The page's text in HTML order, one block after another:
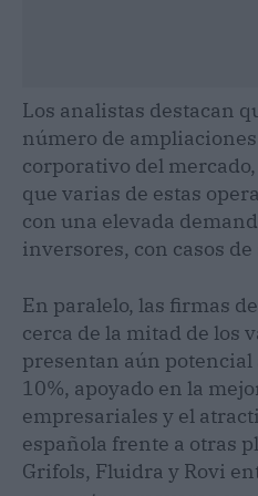
Los analistas destacan
número de
corporativo del
que varias de estas
con una elevada
inversores, con casos
En paralelo, las firmas
cerca de la mitad de los
presentan aún
10%, apoyado en la
empresariales y el
española frente a otras
Grifols, Fluidra y Rovi